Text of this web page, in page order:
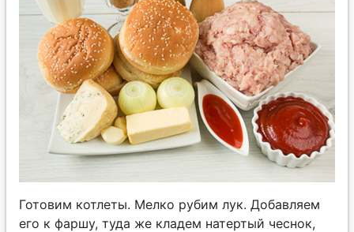
Готовим котлеты. Мелко рубим лук. Добавляем
его к фаршу, туда же кладем натертый чеснок,